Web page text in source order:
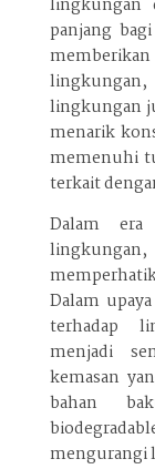
lingkungan
panjang
lingkungan,
lingkungan
menarik
memenuhi
terkait
Dalam
Dalam
terhadap
menjadi
kemasan
bahan
mengurangi